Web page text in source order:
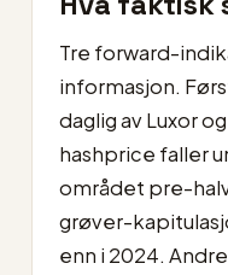
Tre forward-
informasjon.
daglig av Luxor
hashprice faller
området pre-
grøver-
enn i 2024.